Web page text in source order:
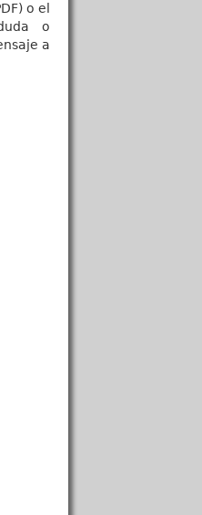
o el
o
a